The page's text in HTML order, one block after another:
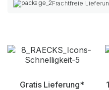
Frachtfreie
Gratis Lieferung*